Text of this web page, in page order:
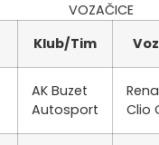
VOZAČICE
Klub/Tim
AK Buzet
Autosport
Clio